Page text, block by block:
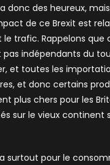
donc des heureux,
de ce Brexit est
trafic. Rappelons que
indépendants du
et toutes les
et donc certains
plus chers pour les
sur le vieux continent
surtout pour le